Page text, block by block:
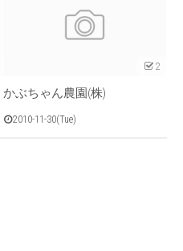
2
かぶちゃん農園(株)
2010-11-30(Tue)